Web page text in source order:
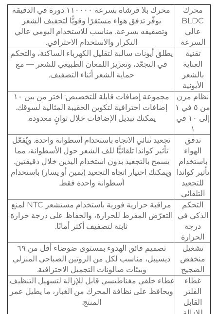
محرك
BLDC
عالي
السرعة
محرك بلا فرشاة بسرعة ١١٠٠٠٠ دورة في الدقيقة
يوفّر تدفق هواء مستقرًا وقويًّا لتجفيف الشعر
وتصفيفه بسرعة. مناسب للاستخدام اليومي عالي
التكرار والاستخدام الاحترافي.
تقنية
العناية
بالشعر
الأيونية
يطلق أيونات سالبة لتقليل الكهرباء الساكنة، والتحكم
في التجعّد، وتعزيز اللمعان الطبيعي للشعر — مع
حماية الشعر أثناء التصفيف.
نظام مرن
من ٥ في ١
إلى ١٠ في
١
مجموعة إضافات قابلة للتخصيص: اختر من بين ١٠
إضافات احترافية لتكوين الحقيبة المثالية لسوقك.
يمكنك تبديل الإضافات خلال ثوانٍ معدودة.
تدفق
الهواء
باستخدام
تأثير كواندا
للتجعيد
التلقائي
تجعيد ثنائي الاتجاه باستخدام أسطوانة واحدة. ويُفعّل
تأثير كواندا تلقائيًّا للف الشعر حول الأسطوانة، مما
يسمح بالتجعيد بدون استخدام اليدين خلال دقيقتين.
ويمكنك اختيار اتجاه التجعيد (يمين أو يسار) باستخدام
أسطوانة واحدة فقط.
التحكم
الذكي في
درجة
الحرارة
مراقبة حرارية فورية باستخدام مستشعر NTC لمنع
التعرّض المفرط للحرارة، والحفاظ على درجة حرارة
ثابتة لتصفيف أكثر أمانًا.
تشغيل
منخفض
الضجيج
تصميم فائق الهدوء بمستوى ضوضاء أقل من ٦٩
ديسيبل، مناسب لكل من الروتين الصباحي المنزلي
وبيئات صالونات التجميل الاحترافية.
غطاء
الفلتر
القابل
غطاء خلفي مغناطيسي قابل للإزالة لتسهيل التنظيف.
ويحافظ على نظافة المحرك من الغبار، ما يطيل عمر
المنتج.